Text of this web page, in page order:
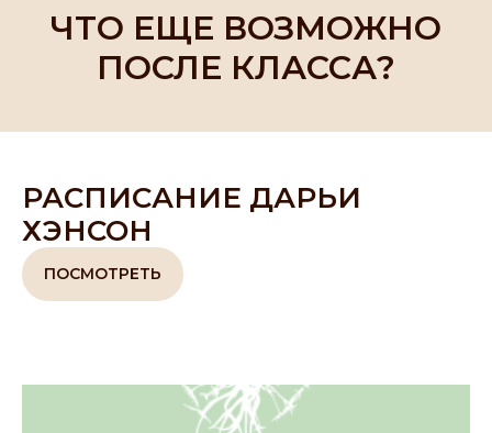
ЧТО ЕЩЕ ВОЗМОЖНО
ПОСЛЕ КЛАССА?
РАСПИСАНИЕ ДАРЬИ
ХЭНСОН
ПОСМОТРЕТЬ